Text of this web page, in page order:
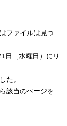
ファイルは見つ
日（水曜日）にリ
た。
該当のページを